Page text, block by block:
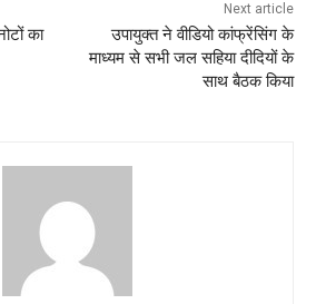
का
Next article
उपायुक्त ने वीडियो कांफ्रेंसिंग के
माध्यम से सभी जल सहिया दीदियों के
साथ बैठक किया